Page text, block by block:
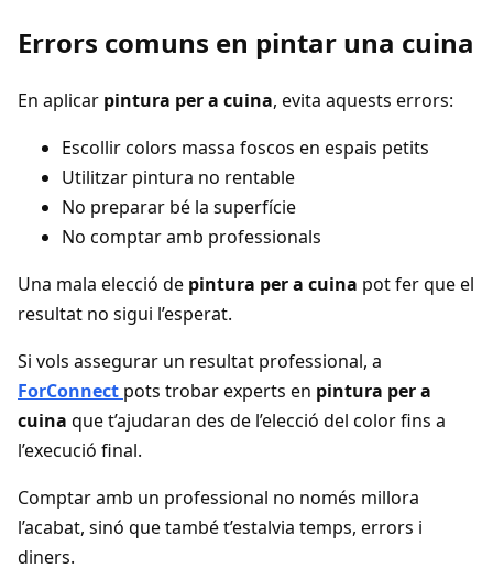
Errors comuns en pintar una cuina
En aplicar pintura per a cuina, evita aquests errors:
Escollir colors massa foscos en espais petits
Utilitzar pintura no rentable
No preparar bé la superfície
No comptar amb professionals
Una mala elecció de pintura per a cuina pot fer que el
resultat no sigui l’esperat.
Si vols assegurar un resultat professional, a
ForConnect pots trobar experts en pintura per a
cuina que t’ajudaran des de l’elecció del color fins a
l’execució final.
Comptar amb un professional no només millora
l’acabat, sinó que també t’estalvia temps, errors i
diners.